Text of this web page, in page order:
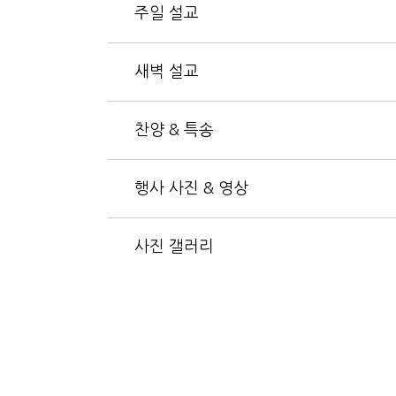
주일 설교
새벽 설교
찬양 & 특송
행사 사진 & 영상
사진 갤러리